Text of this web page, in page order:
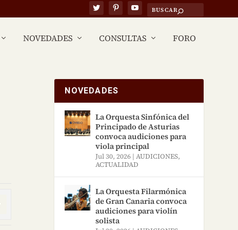
NOVEDADES CONSULTAS FORO
NOVEDADES
La Orquesta Sinfónica del
Principado de Asturias
convoca audiciones para
viola principal
Jul 30, 2026 |AUDICIONES,
ACTUALIDAD
La Orquesta Filarmónica
de Gran Canaria convoca
audiciones para violín
solista